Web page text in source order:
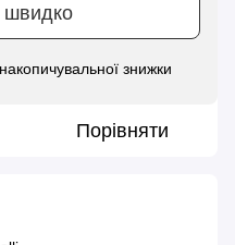
швидко
знижки
Порівняти